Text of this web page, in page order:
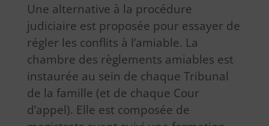
Une alternative à la procédure
judiciaire est proposée pour essayer de
régler les conflits à l’amiable. La
chambre des règlements amiables est
instaurée au sein de chaque Tribunal
de la famille (et de chaque Cour
d’appel). Elle est composée de